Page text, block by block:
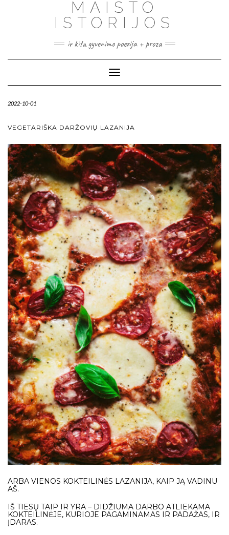
MAISTO
ISTORIJOS
ir kita gyvenimo poezija + proza
Toggle
Navigation
2022-10-01
VEGETARIŠKA DARŽOVIŲ LAZANIJA
ARBA VIENOS KOKTEILINĖS LAZANIJA, KAIP JĄ VADINU
AŠ.
IŠ TIESŲ TAIP IR YRA – DIDŽIUMA DARBO ATLIEKAMA
KOKTEILINĖJE, KURIOJE PAGAMINAMAS IR PADAŽAS, IR
ĮDARAS.